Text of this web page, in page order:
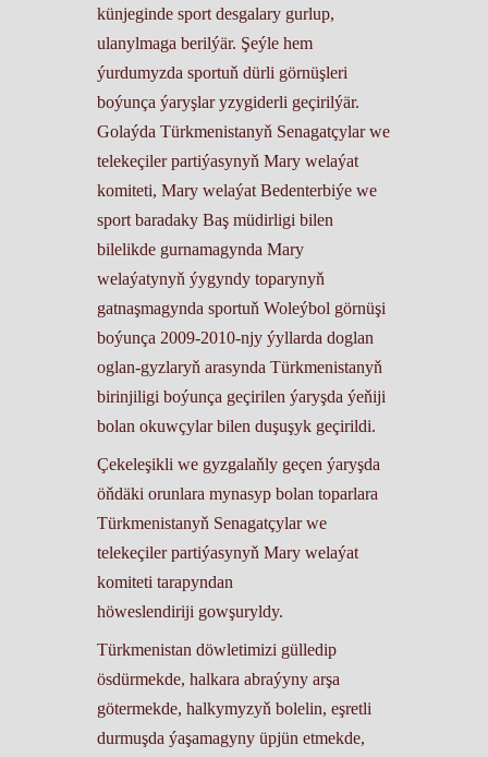
künjeginde sport desgalary gurlup,
ulanylmaga berilýär. Şeýle hem
ýurdumyzda sportuň dürli görnüşleri
boýunça ýaryşlar yzygiderli geçirilýär.
Golaýda Türkmenistanyň Senagatçylar we
telekeçiler partiýasynyň Mary welaýat
komiteti, Mary welaýat Bedenterbiýe we
sport baradaky Baş müdirligi bilen
bilelikde gurnamagynda Mary
welaýatynyň ýygyndy toparynyň
gatnaşmagynda sportuň Woleýbol görnüşi
boýunça 2009-2010-njy ýyllarda doglan
oglan-gyzlaryň arasynda Türkmenistanyň
birinjiligi boýunça geçirilen ýaryşda ýeňiji
bolan okuwçylar bilen duşuşyk geçirildi.
Çekeleşikli we gyzgalaňly geçen ýaryşda
öňdäki orunlara mynasyp bolan toparlara
Türkmenistanyň Senagatçylar we
telekeçiler partiýasynyň Mary welaýat
komiteti tarapyndan
höweslendiriji gowşuryldy.
Türkmenistan döwletimizi gülledip
ösdürmekde, halkara abraýyny arşa
götermekde, halkymyzyň bolelin, eşretli
durmuşda ýaşamagyny üpjün etmekde,